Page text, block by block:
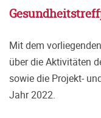
Mit dem
über die Aktivitäten
sowie die Projekt-
Jahr 2022.